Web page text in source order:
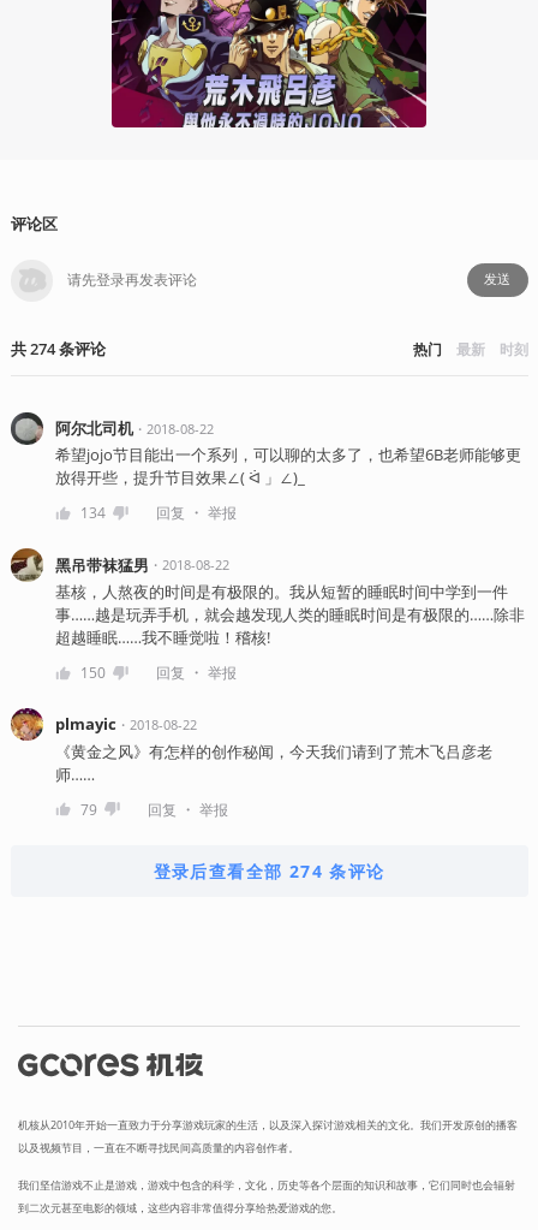
评论区
发送
共274条评论 热门 最新 时刻
阿尔北司机・ 2018-08-22
希望jojo节目能出一个系列，可以聊的太多了，也希望6B老师能够更
放得开些，提升节目效果∠( ᐛ 」∠)_
134 回复 ・ 举报
黑吊带袜猛男 ・ 2018-08-22
基核，人熬夜的时间是有极限的。我从短暂的睡眠时间中学到一件
事……越是玩弄手机，就会越发现人类的睡眠时间是有极限的……除非
超越睡眠……我不睡觉啦！稽核!
150 回复 ・ 举报
plmayic ・ 2018-08-22
《黄金之风》有怎样的创作秘闻，今天我们请到了荒木飞吕彦老
师……
79 回复 ・ 举报
登录后查看全部 274 条评论
机核从2010年开始一直致力于分享游戏玩家的生活，以及深入探讨游戏相关的文化。我们开发原创的播客
以及视频节目，一直在不断寻找民间高质量的内容创作者。
我们坚信游戏不止是游戏，游戏中包含的科学，文化，历史等各个层面的知识和故事，它们同时也会辐射
到二次元甚至电影的领域，这些内容非常值得分享给热爱游戏的您。